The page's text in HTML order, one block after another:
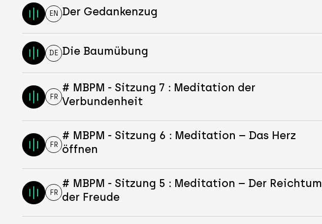
EN Der Gedankenzug
DE Die Baumübung
FR
# MBPM - Sitzung 7 : Meditation der
Verbundenheit
FR
# MBPM - Sitzung 6 : Meditation – Das Herz
öffnen
FR
# MBPM - Sitzung 5 : Meditation – Der Reichtum
der Freude